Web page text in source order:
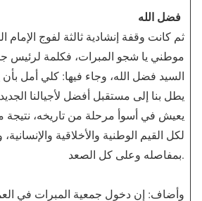
فضل الله
ثم كانت وقفة إنشادية ثالثة لفوج الإمام
موطني يا شجو المبرات، فكلمة لرئيس
السيد فضل الله، وجاء فيها: كلي أمل بأن
يطل بنا إلى مستقبل أفضل لأجيالنا
يعيش في أسوأ مرحلة من تاريخه،
لكل القيم الوطنية والأخلاقية
بمفاصله وعلى كل الصعد.
وأضاف: إن دخول جمعية المبرات في